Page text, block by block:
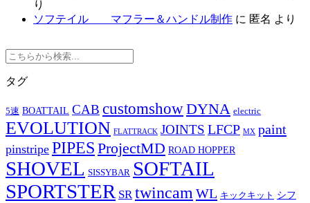
り
ソフテイル マフラー＆ハンドル制作 に 匿名 より
タグ
5速 BOATTAIL CAB customshowDYNA electric
EVOLUTION FLATTRACK JOINTS LFCP MX paint
pinstripe PIPES ProjectMD ROAD HOPPER
SHOVEL SISSYBAR SOFTAIL
SPORTSTER SR twincam WL キックキット シフ